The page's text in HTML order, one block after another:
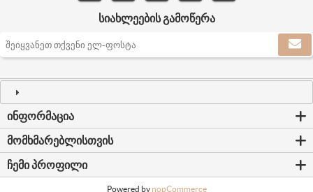
ᲡᲘᲐᲮᲚᲔᲔᲑᲘᲡ ᲒᲐᲛᲝᲬᲔᲠᲐ
ᲘᲜᲤᲝᲠᲛᲐᲪᲘᲐ
ᲛᲝᲛᲮᲛᲐᲠᲔᲑᲚᲘᲡᲗᲕᲘᲡ
ᲩᲔᲛᲘ ᲞᲠᲝᲤᲘᲚᲘ
Powered by nopCommerce